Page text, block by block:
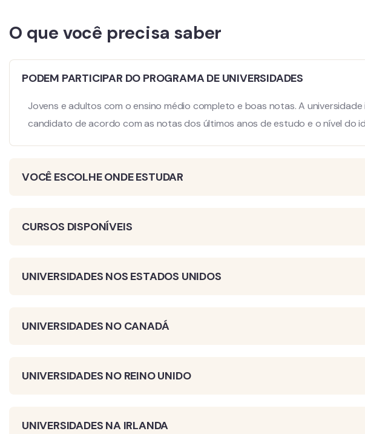
O que você precisa saber
PODEM PARTICIPAR DO PROGRAMA DE UNIVERSIDADES
Jovens e adultos com o ensino médio completo e boas notas. A universidade
candidato de acordo com as notas dos últimos anos de estudo e o nível do
VOCÊ ESCOLHE ONDE ESTUDAR
CURSOS DISPONÍVEIS
UNIVERSIDADES NOS ESTADOS UNIDOS
UNIVERSIDADES NO CANADÁ
UNIVERSIDADES NO REINO UNIDO
UNIVERSIDADES NA IRLANDA